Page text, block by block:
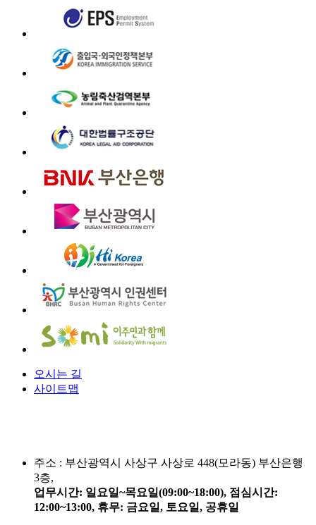
오시는 길
사이트맵
주소 : 부산광역시 사상구 사상로 448(모라동) 부산은행
3층,
업무시간: 일요일~목요일(09:00~18:00), 점심시간:
12:00~13:00, 휴무: 금요일, 토요일, 공휴일